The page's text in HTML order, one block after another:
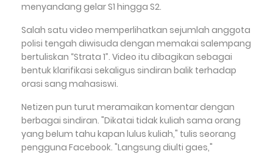
menyandang gelar S1 hingga S2.
Salah satu video memperlihatkan sejumlah anggota
polisi tengah diwisuda dengan memakai salempang
bertuliskan “Strata 1”. Video itu dibagikan sebagai
bentuk klarifikasi sekaligus sindiran balik terhadap
orasi sang mahasiswi.
Netizen pun turut meramaikan komentar dengan
berbagai sindiran. "Dikatai tidak kuliah sama orang
yang belum tahu kapan lulus kuliah," tulis seorang
pengguna Facebook. "Langsung diulti gaes,"